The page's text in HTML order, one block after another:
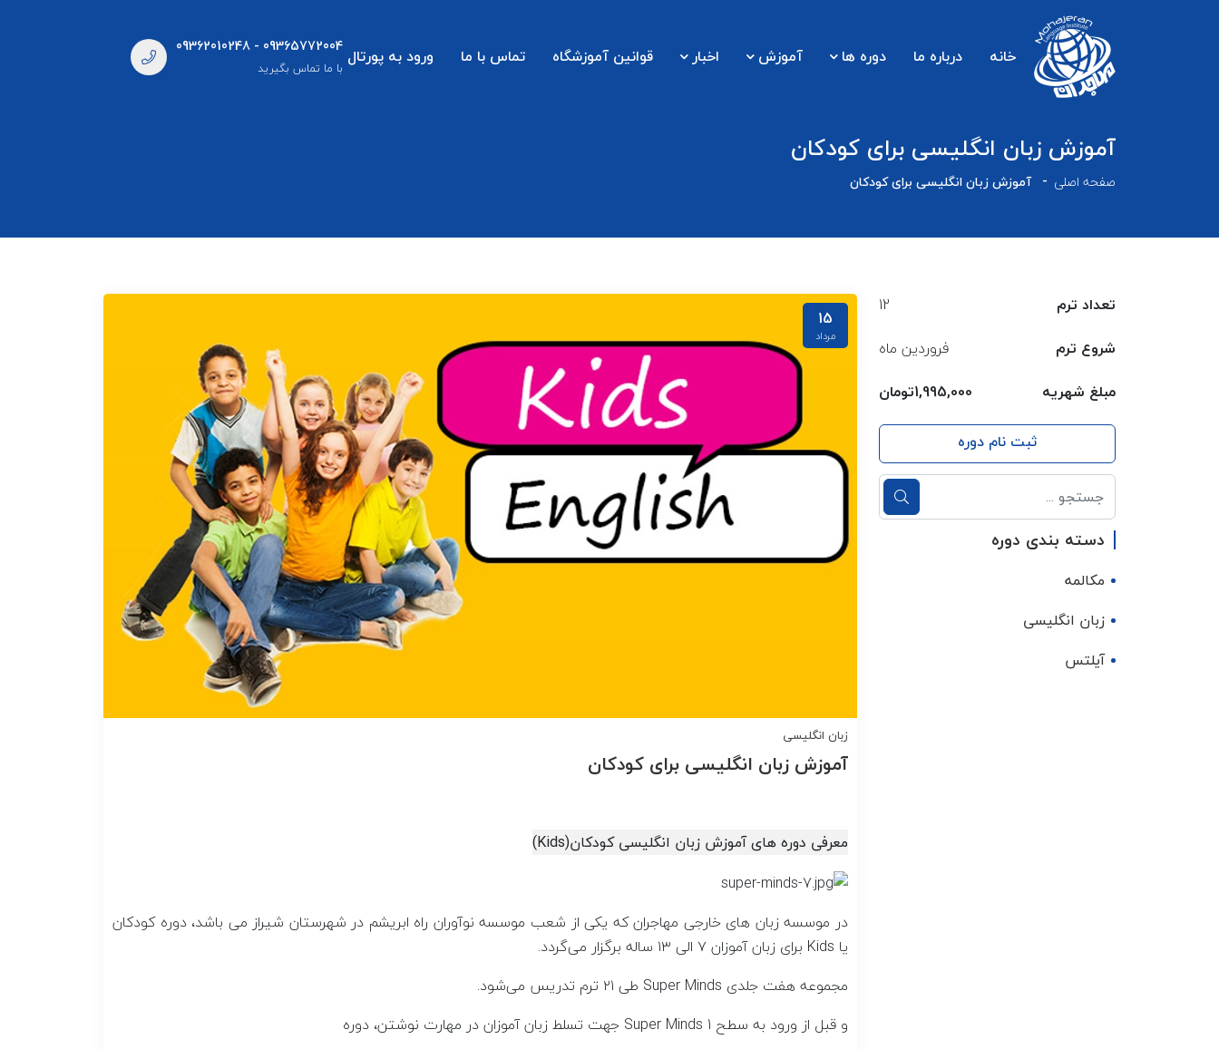
خانه درباره ما دوره ها آموزش اخبار قوانین آموزشگاه تماس با ما ورود به پورتال
09362010248 - 09365772004
با ما تماس بگیرید
آموزش زبان انگلیسی برای کودکان
صفحه اصلی آموزش زبان انگلیسی برای کودکان
تعداد ترم
12
شروع ترم
فروردین ماه
مبلغ شهریه
1,995,000تومان
ثبت نام دوره
دسته بندی دوره
مکالمه
زبان انگلیسی
آیلتس
15
مرداد
زبان انگلیسی
آموزش زبان انگلیسی برای کودکان
معرفی دوره های آموزش زبان انگلیسی کودکان(Kids)
در موسسه زبان های خارجی مهاجران که یکی از شعب موسسه نوآوران راه ابریشم در شهرستان شیراز می باشد، دوره کودکان
یا Kids برای زبان آموزان ۷ الی ۱۳ ساله برگزار می‌گردد.
مجموعه هفت جلدی Super Minds طی ۲۱ ترم تدریس می‌شود.
و قبل از ورود به سطح Super Minds 1 جهت تسلط زبان آموزان در مهارت نوشتن، دوره